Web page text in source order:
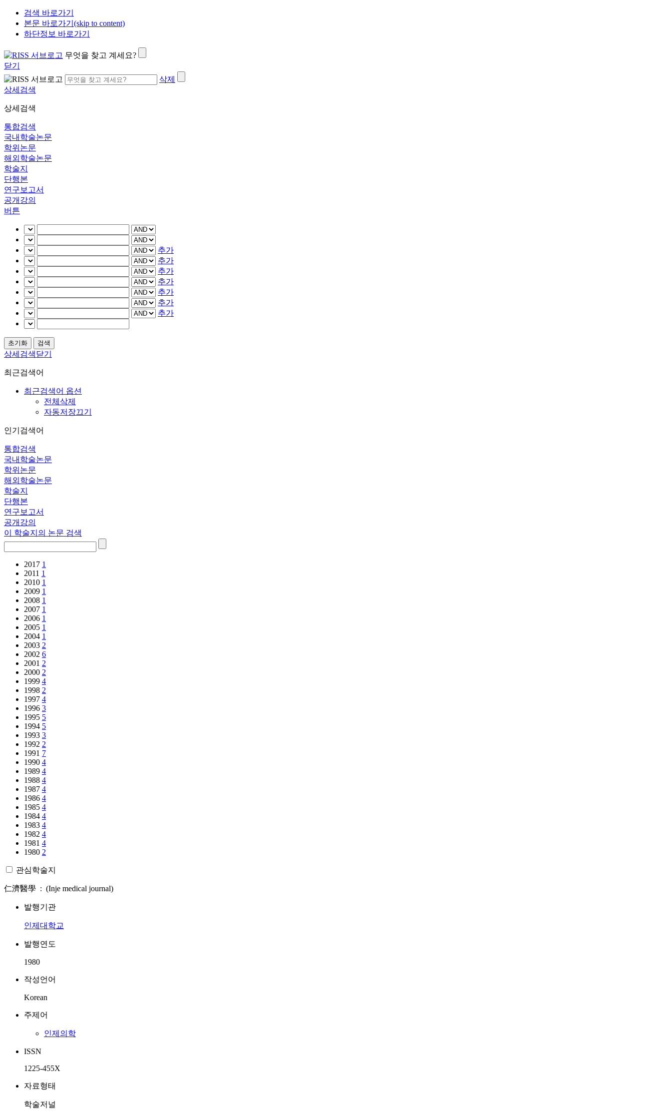
검색 바로가기
본문 바로가기(skip to content)
하단정보 바로가기
무엇을 찾고 계세요?
닫기
삭제
상세검색
상세검색
통합검색
국내학술논문
학위논문
해외학술논문
학술지
단행본
연구보고서
공개강의
버튼
추가
추가
추가
추가
추가
추가
추가
상세검색닫기
최근검색어
최근검색어 옵션
전체삭제
자동저장끄기
인기검색어
통합검색
국내학술논문
학위논문
해외학술논문
학술지
단행본
연구보고서
공개강의
이 학술지의 논문 검색
2017 1
2011 1
2010 1
2009 1
2008 1
2007 1
2006 1
2005 1
2004 1
2003 2
2002 6
2001 2
2000 2
1999 4
1998 2
1997 4
1996 3
1995 5
1994 5
1993 3
1992 2
1991 7
1990 4
1989 4
1988 4
1987 4
1986 4
1985 4
1984 4
1983 4
1982 4
1981 4
1980 2
관심학술지
仁濟醫學 : (Inje medical journal)
발행기관
인제대학교
발행연도
1980
작성언어
Korean
주제어
인제의학
ISSN
1225-455X
자료형태
학술저널